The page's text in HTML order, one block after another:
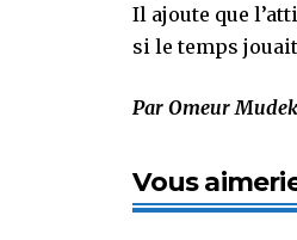
Il ajoute que
si le temps
Par Omeur
Vous